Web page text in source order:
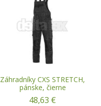
Záhradníky CXS STRETCH,
pánske, čierne
48,63 €